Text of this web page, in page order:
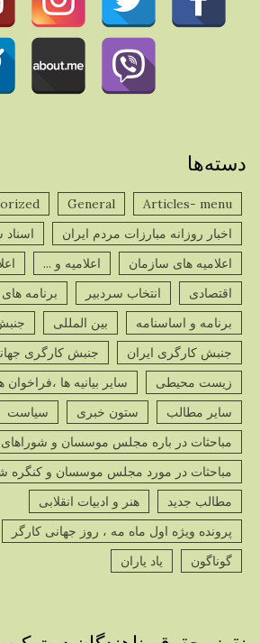
دسته‌ها
Articles- menu
General
اخبار روزانه مبارزات مردم ایران
اسناد
اعلامیه های سازمان
اعلامیه و ...
اقتصادی
انتخاب سردبیر
برنامه
برنامه و اساسنامه
بین المللی
جنبش کارگری ایران
جنبش کارگری
زیست محیطی
سایر بیانیه ها ،فراخوان
سایر مطالب
ستون خبری
سیاست
مباحثات در باره مجلس موسسان و
مباحثات در مورد مجلس موسسان و کنگره
مطالب جدید
هنر و ادبیات انقلابی
پرونده ویژه اول ماه مه ، روز جهانی کارگر
گوناگون
یاد یاران